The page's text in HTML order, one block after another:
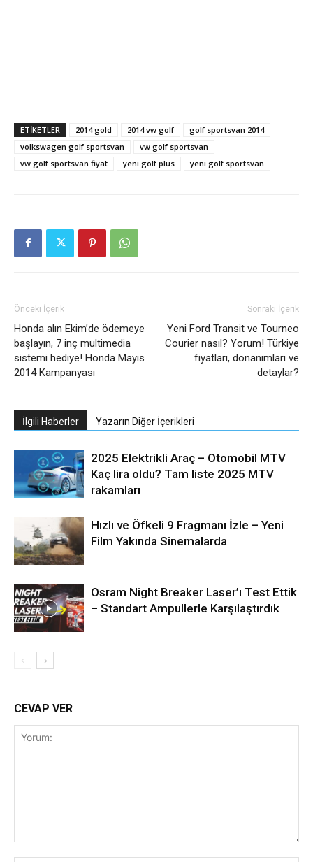
ETIKETLER 2014 gold 2014 vw golf
golf sportsvan 2014
volkswagen golf sportsvan
vw golf sportsvan
vw golf sportsvan fiyat
yeni golf plus yeni golf sportsvan
Önceki İçerik
Honda alın Ekim’de ödemeye
başlayın, 7 inç multimedia
sistemi hediye! Honda Mayıs
2014 Kampanyası
Sonraki İçerik
Yeni Ford Transit ve Tourneo
Courier nasıl? Yorum! Türkiye
fiyatları, donanımları ve
detaylar?
İlgili Haberler Yazarın Diğer İçerikleri
2025 Elektrikli Araç – Otomobil MTV
Kaç lira oldu? Tam liste 2025 MTV
rakamları
Hızlı ve Öfkeli 9 Fragmanı İzle – Yeni
Film Yakında Sinemalarda
Osram Night Breaker Laser’ı Test Ettik
– Standart Ampullerle Karşılaştırdık
CEVAP VER